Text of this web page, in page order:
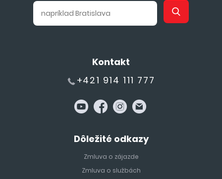
Kontakt
+421 914 111 777
Dôležité odkazy
Zmluva o zájazde
Zmluva o službách